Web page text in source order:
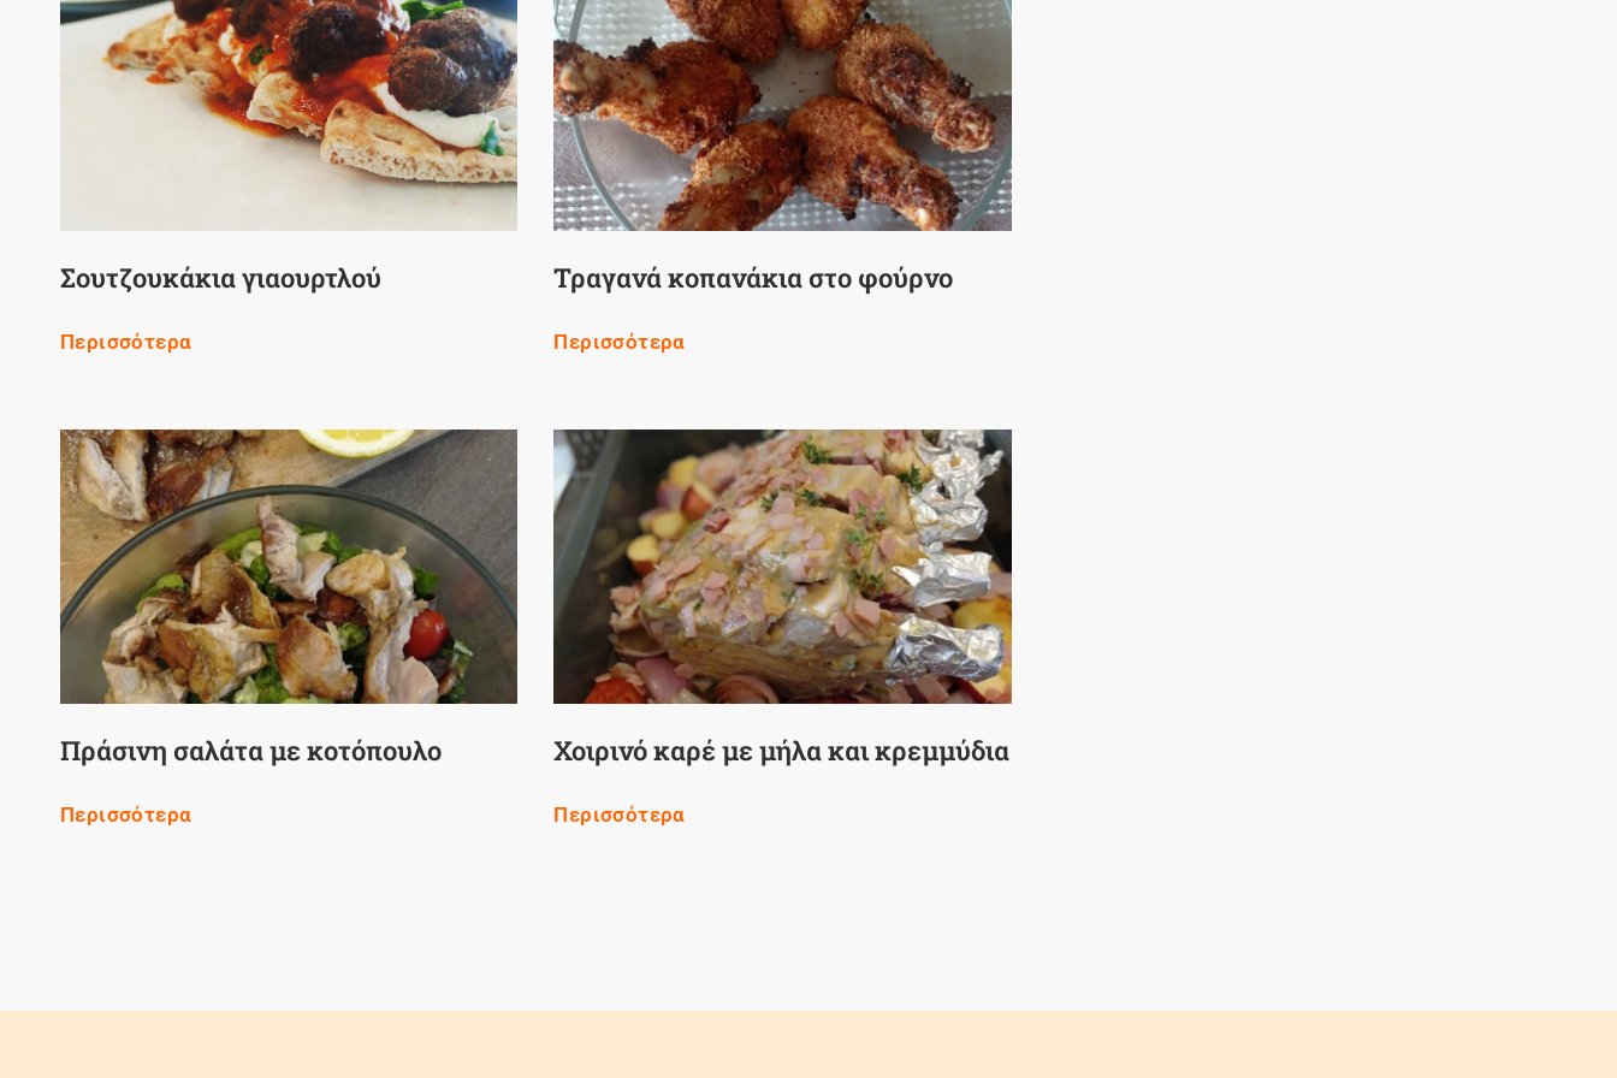
Σουτζουκάκια γιαουρτλού
Περισσότερα
Τραγανά κοπανάκια στο φούρνο
Περισσότερα
Πράσινη σαλάτα με κοτόπουλο
Περισσότερα
Χοιρινό καρέ με μήλα και κρεμμύδια
Περισσότερα